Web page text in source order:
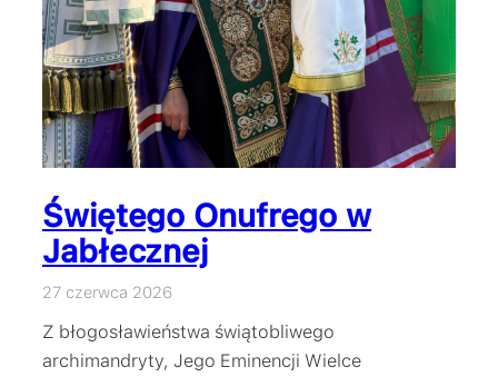
Świętego Onufrego w
Jabłecznej
27 czerwca 2026
Z błogosławieństwa świątobliwego
archimandryty, Jego Eminencji Wielce